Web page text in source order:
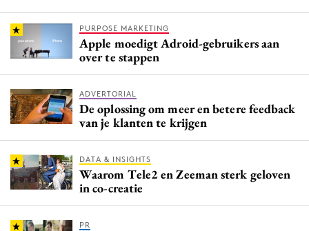
Reputatie & crisis
PURPOSE MARKETING
Apple moedigt Adroid-gebruikers aan
over te stappen
ADVERTORIAL
De oplossing om meer en betere feedback
van je klanten te krijgen
DATA & INSIGHTS
Waarom Tele2 en Zeeman sterk geloven
in co-creatie
PR